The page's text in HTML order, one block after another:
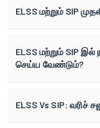
ELSS மற்றும் SIP
ELSS மற்றும் SIP
செய்ய வேண்டும்?
ELSS Vs SIP: